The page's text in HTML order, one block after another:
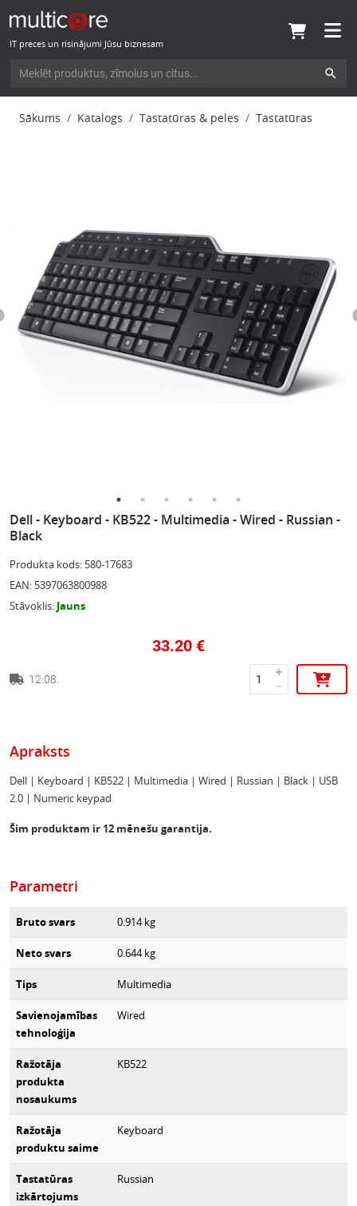
IT preces un risinājumi Jūsu biznesam
Sākums Katalogs Tastatūras & peles Tastatūras
Dell - Keyboard - KB522 - Multimedia - Wired - Russian -
Black
Produkta kods: 580-17683
EAN: 5397063800988
Stāvoklis: Jauns
33.20 €
12.08.
Apraksts
Dell | Keyboard | KB522 | Multimedia | Wired | Russian | Black | USB
2.0 | Numeric keypad
Šim produktam ir 12 mēnešu garantija.
Parametri
Bruto svars 0.914kg
Neto svars 0.644kg
Tips Multimedia
Savienojamības
tehnoloģija
Wired
Ražotāja
produkta
nosaukums
KB522
Ražotāja
produktu saime
Keyboard
Tastatūras
izkārtojums
Russian